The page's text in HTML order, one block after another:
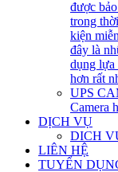
được
trong
kiện
đây là
dụng lựa
hơn rất
UPS
Camera
DỊCH VỤ
DICH
LIÊN HỆ
TUYỂN